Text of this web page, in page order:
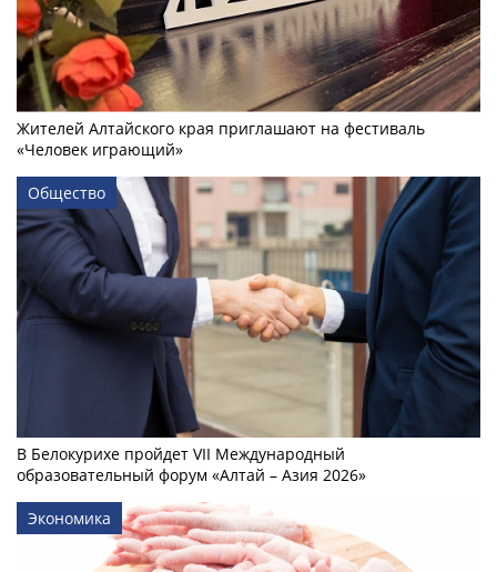
Жителей Алтайского края приглашают на фестиваль
«Человек играющий»
Общество
В Белокурихе пройдет VII Международный
образовательный форум «Алтай – Азия 2026»
Экономика